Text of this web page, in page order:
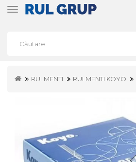
Toggle
RULMENTI RULMENTI KOYO